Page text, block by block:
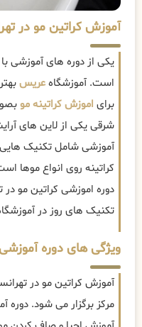
آموزش کراتین مو در
یکی از دوره های آموزشی
است. آموزشگاهعریس
برای اموزش کراتینه مو
شرقی یکی از لاین های
آموزشی شامل تکنیک هایی
کراتینه روی انواع موها
دوره اموزشی کراتین مو
تکنیک های روز در
ویژگی های دوره
آموزش کراتین مو در
مرکز برگزار می شود.